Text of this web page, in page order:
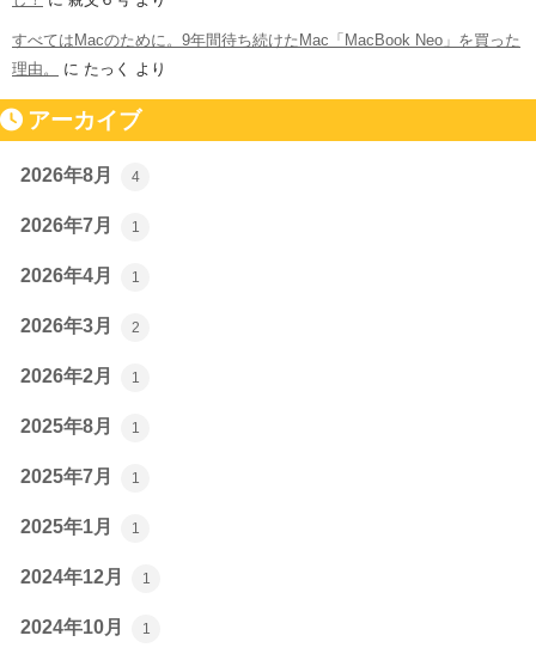
すべてはMacのために。9年間待ち続けたMac「MacBook Neo」を買った
理由。
に たっく より
アーカイブ
2026年8月 4
2026年7月 1
2026年4月 1
2026年3月 2
2026年2月 1
2025年8月 1
2025年7月 1
2025年1月 1
2024年12月 1
2024年10月 1